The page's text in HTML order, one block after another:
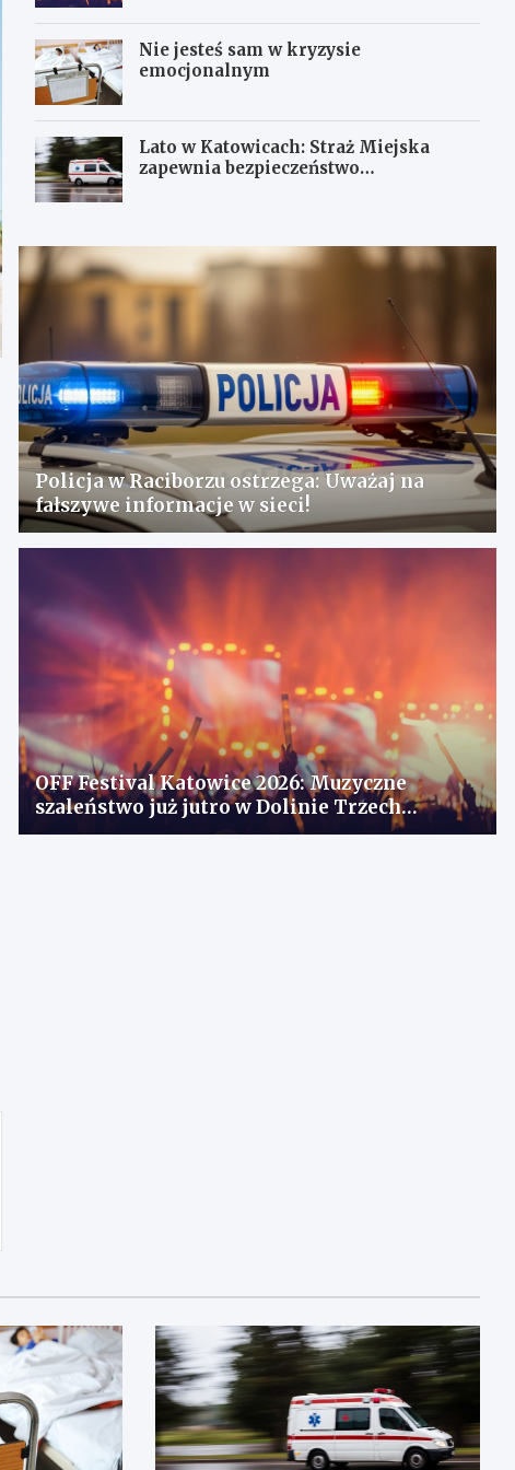
Nie jesteś sam w kryzysie
emocjonalnym
Lato w Katowicach: Straż Miejska
zapewnia bezpieczeństwo
Policja w Raciborzu ostrzega: Uważaj na
fałszywe informacje w sieci!
OFF Festival Katowice 2026: Muzyczne
szaleństwo już jutro w Dolinie Trzech
Stawów!